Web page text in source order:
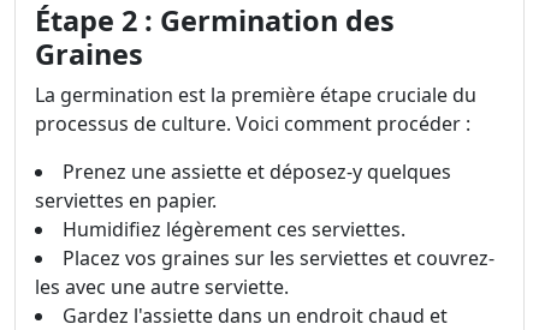
Étape 2 : Germination des
Graines
La germination est la première étape cruciale du
processus de culture. Voici comment procéder :
Prenez une assiette et déposez-y quelques
serviettes en papier.
Humidifiez légèrement ces serviettes.
Placez vos graines sur les serviettes et couvrez-
les avec une autre serviette.
Gardez l'assiette dans un endroit chaud et